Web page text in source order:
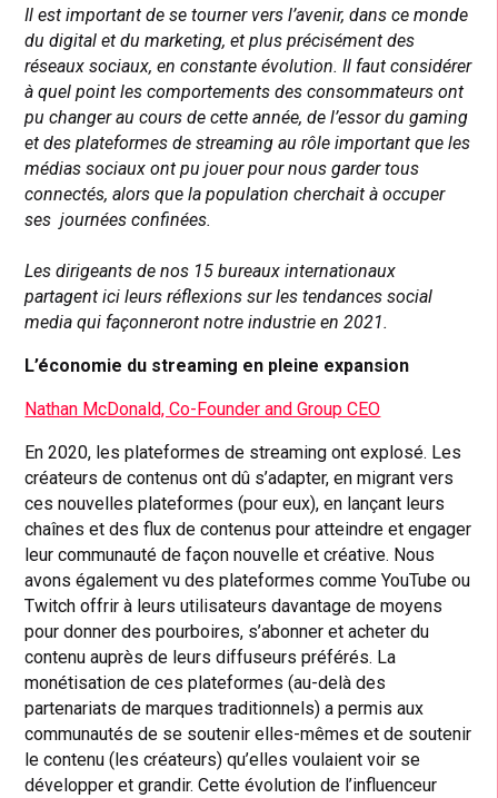
Il est important de se tourner vers l’avenir, dans ce monde
du digital et du marketing, et plus précisément des
réseaux sociaux, en constante évolution. Il faut considérer
à quel point les comportements des consommateurs ont
pu changer au cours de cette année, de l’essor du gaming
et des plateformes de streaming au rôle important que les
médias sociaux ont pu jouer pour nous garder tous
connectés, alors que la population cherchait à occuper
ses journées confinées.
Les dirigeants de nos 15 bureaux internationaux
partagent ici leurs réflexions sur les tendances social
media qui façonneront notre industrie en 2021.
L’économie du streaming en pleine expansion
Nathan McDonald, Co-Founder and Group CEO
En 2020, les plateformes de streaming ont explosé. Les
créateurs de contenus ont dû s’adapter, en migrant vers
ces nouvelles plateformes (pour eux), en lançant leurs
chaînes et des flux de contenus pour atteindre et engager
leur communauté de façon nouvelle et créative. Nous
avons également vu des plateformes comme YouTube ou
Twitch offrir à leurs utilisateurs davantage de moyens
pour donner des pourboires, s’abonner et acheter du
contenu auprès de leurs diffuseurs préférés. La
monétisation de ces plateformes (au-delà des
partenariats de marques traditionnels) a permis aux
communautés de se soutenir elles-mêmes et de soutenir
le contenu (les créateurs) qu’elles voulaient voir se
développer et grandir. Cette évolution de l’influenceur